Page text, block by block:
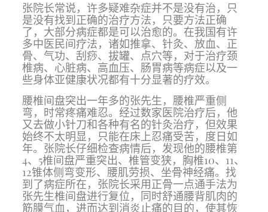
张院长常说，许多疑难杂症并不是没有治，只
是没有找到正确的治疗方法，只要方法正确
了，大部分病症都是可以治愈的。在我国有许
多中医民间疗法，诸如推拿、针灸、放血、正
骨、气功、刮痧、拔罐、点穴等，对于治疗颈
椎病、心脏病、高血压、肠胃病等病症以及一
些身体亚健康状况都有十分显著的疗效。
腰椎间盘突出一年多的张先生，腰椎严重侧
弯，时常疼痛难忍。经过数家医院治疗后， 他
又去做小针刀和各种有名的针灸治疗，但效果
始终不太明显，只能在床上忍痛受苦，度日如
年。张院长仔细检查病情后，发现他的腰椎第
4、5椎间盘严重突出、椎管变狭，胸椎10、11、
12锥体侧弯变形、腰肌劳损、坐骨神经痛。找
到了病症所在，张院长采用正骨一点通手法为
张先生椎间盘进行复位，同时舒通腰背肌肉的
筋膜气血，进而达到消炎止痛的目的，使其恢